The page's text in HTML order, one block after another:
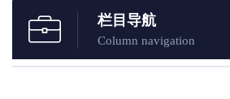
栏目导航
Column navigation